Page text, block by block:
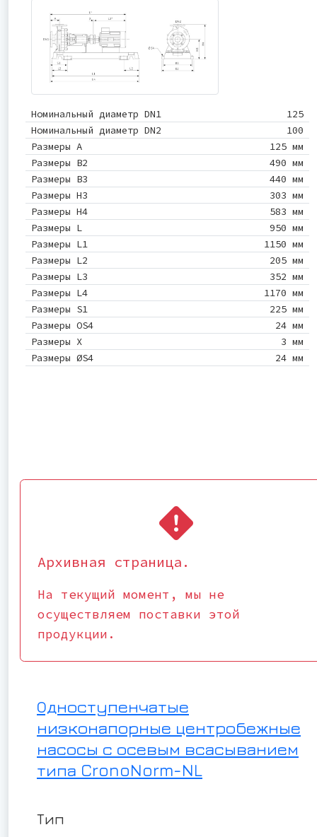
Номинальный диаметр DN1
125
Номинальный диаметр DN2
100
Размеры A
125 мм
Размеры B2
490 мм
Размеры B3
440 мм
Размеры H3
303 мм
Размеры H4
583 мм
Размеры L
950 мм
Размеры L1
1150 мм
Размеры L2
205 мм
Размеры L3
352 мм
Размеры L4
1170 мм
Размеры S1
225 мм
Размеры OS4
24 мм
Размеры X
3 мм
Размеры ØS4
24 мм
Архивная страница.
На текущий момент, мы не
осуществляем поставки этой
продукции.
Одноступенчатые
низконапорные центробежные
насосы с осевым всасыванием
типа CronoNorm-NL
Тип